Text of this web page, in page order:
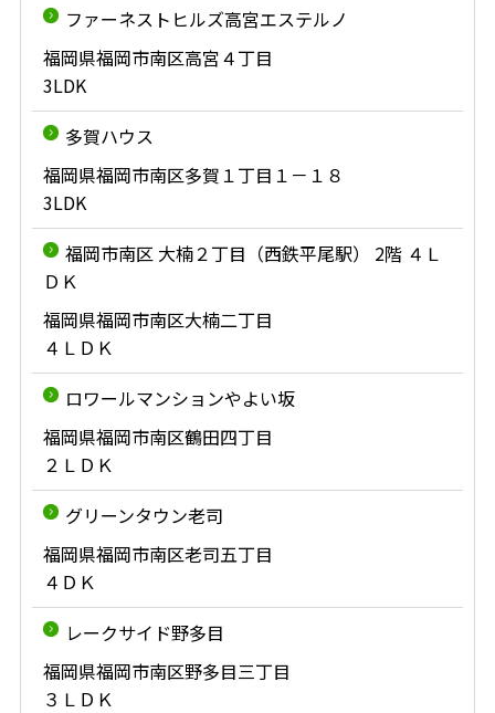
ファーネストヒルズ高宮エステルノ
福岡県福岡市南区高宮４丁目
3LDK
多賀ハウス
福岡県福岡市南区多賀１丁目１－１８
3LDK
福岡市南区 大楠２丁目（西鉄平尾駅） 2階 ４Ｌ
ＤＫ
福岡県福岡市南区大楠二丁目
４ＬＤＫ
ロワールマンションやよい坂
福岡県福岡市南区鶴田四丁目
２ＬＤＫ
グリーンタウン老司
福岡県福岡市南区老司五丁目
４ＤＫ
レークサイド野多目
福岡県福岡市南区野多目三丁目
３ＬＤＫ